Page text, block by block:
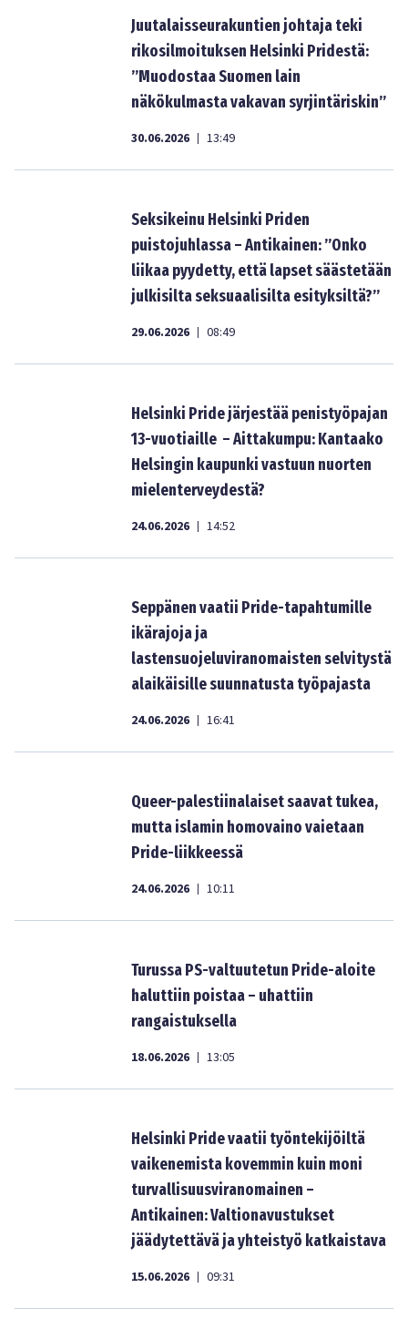
Juutalaisseurakuntien johtaja teki
rikosilmoituksen Helsinki Pridestä:
”Muodostaa Suomen lain
näkökulmasta vakavan syrjintäriskin”
30.06.2026 | 13:49
Seksikeinu Helsinki Priden
puistojuhlassa – Antikainen: ”Onko
liikaa pyydetty, että lapset säästetään
julkisilta seksuaalisilta esityksiltä?”
29.06.2026 | 08:49
Helsinki Pride järjestää penistyöpajan
13-vuotiaille – Aittakumpu: Kantaako
Helsingin kaupunki vastuun nuorten
mielenterveydestä?
24.06.2026 | 14:52
Seppänen vaatii Pride-tapahtumille
ikärajoja ja
lastensuojeluviranomaisten selvitystä
alaikäisille suunnatusta työpajasta
24.06.2026 | 16:41
Queer-palestiinalaiset saavat tukea,
mutta islamin homovaino vaietaan
Pride-liikkeessä
24.06.2026 | 10:11
Turussa PS-valtuutetun Pride-aloite
haluttiin poistaa – uhattiin
rangaistuksella
18.06.2026 | 13:05
Helsinki Pride vaatii työntekijöiltä
vaikenemista kovemmin kuin moni
turvallisuusviranomainen –
Antikainen: Valtionavustukset
jäädytettävä ja yhteistyö katkaistava
15.06.2026 | 09:31